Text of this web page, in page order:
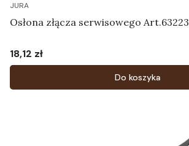
JURA
Osłona złącza serwisowego Art.63223
Cena
18,12 zł
Do koszyka